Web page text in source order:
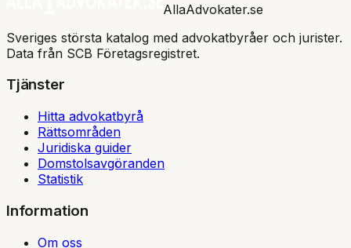
AllaAdvokater.se
Sveriges största katalog med advokatbyråer och jurister.
Data från SCB Företagsregistret.
Tjänster
Hitta advokatbyrå
Rättsområden
Juridiska guider
Domstolsavgöranden
Statistik
Information
Om oss